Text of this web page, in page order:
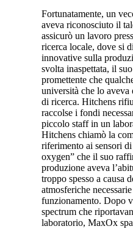
Fortunatamente, un
aveva riconosciuto il
assicurò un lavoro
ricerca locale, dove si
innovative sulla
svolta inaspettata, il
promettente che
università che lo
di ricerca. Hitchens
raccolse i fondi
piccolo staff in un
Hitchens chiamò la
riferimento ai sensori
oxygen” che il suo
produzione aveva
troppo spesso a causa
atmosferiche
funzionamento. Dopo
spectrum che
laboratorio, MaxOx